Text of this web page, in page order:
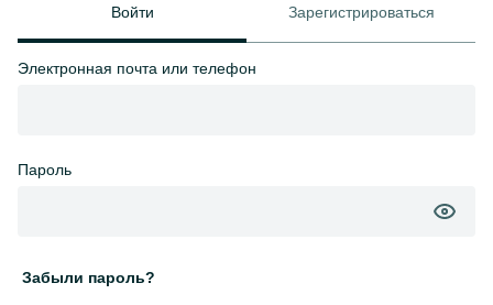
Войти Зарегистрироваться
Электронная почта или телефон
Пароль
Забыли пароль?